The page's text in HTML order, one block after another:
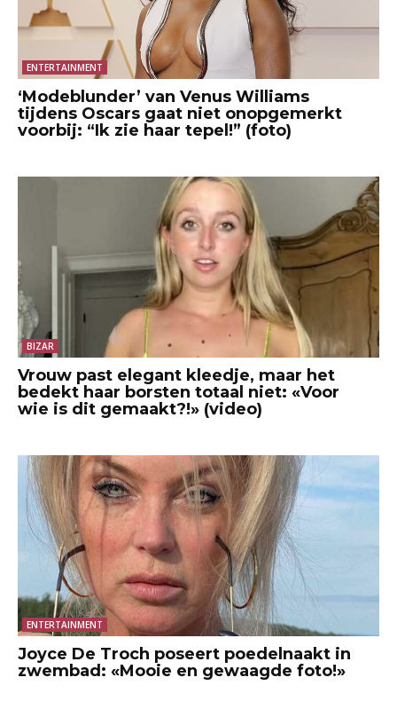
ENTERTAINMENT
‘Modeblunder’ van Venus Williams
tijdens Oscars gaat niet onopgemerkt
voorbij: “Ik zie haar tepel!” (foto)
BIZAR
Vrouw past elegant kleedje, maar het
bedekt haar borsten totaal niet: «Voor
wie is dit gemaakt?!» (video)
ENTERTAINMENT
Joyce De Troch poseert poedelnaakt in
zwembad: «Mooie en gewaagde foto!»